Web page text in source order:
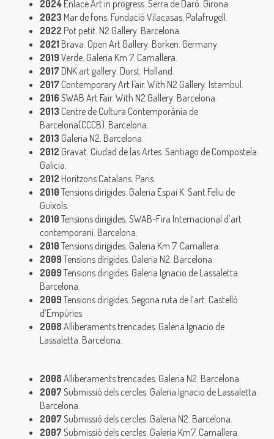
2024 Enlace Art in progress. Serra de Daró. Girona
2023 Mar de fons. Fundació Vilacasas. Palafrugell.
2022 Pot petit. N2 Gallery. Barcelona.
2021 Brava. Open Art Gallery. Borken. Germany.
2019 Verde. Galeria Km 7. Camallera.
2017 DNK art gallery. Dorst. Holland.
2017 Contemporary Art Fair. With N2 Gallery. Istambul.
2016 SWAB Art Fair. With N2 Gallery. Barcelona.
2013 Centre de Cultura Contemporània de
Barcelona(CCCB). Barcelona.
2013 Galeria N2. Barcelona.
2012 Gravat. Ciudad de las Artes. Santiago de Compostela.
Galicia.
2012 Horitzons Catalans. Paris.
2010 Tensions dirigides. Galeria Espai K. Sant Feliu de
Guíxols.
2010 Tensions dirigides. SWAB-Fira Internacional d’art
contemporani. Barcelona.
2010 Tensions dirigides. Galeria Km 7. Camallera.
2009 Tensions dirigides. Galeria N2. Barcelona.
2009 Tensions dirigides. Galeria Ignacio de Lassaletta.
Barcelona.
2009 Tensions dirigides. Segona ruta de l’art. Castelló
d’Empúries.
2008 Alliberaments trencades. Galeria Ignacio de
Lassaletta. Barcelona.
2008 Alliberaments trencades. Galeria N2. Barcelona.
2007 Submissió dels cercles. Galeria Ignacio de Lassaletta.
Barcelona.
2007 Submissió dels cercles. Galeria N2. Barcelona.
2007 Submissió dels cercles. Galeria Km7. Camallera.